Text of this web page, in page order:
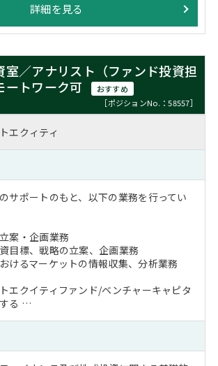
詳細を見る
室／アナリスト（ファンド投資担
トワーク可
おすすめ
［ポジションNo.：58557］
エクィティ
サポートのもと、以下の業務を行ってい
案・企画業務
目標、戦略の立案、企画業務
おけるマーケットの情報収集、分析業務
エクイティファンド/ベンチャーキャピタ
る …